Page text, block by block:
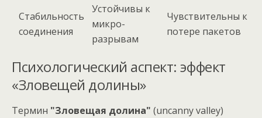
Стабильность
соединения
Устойчивы к
микро-
разрывам
Чувствительны к
потере пакетов
Психологический аспект: эффект
«Зловещей долины»
Термин "Зловещая долина" (uncanny valley)